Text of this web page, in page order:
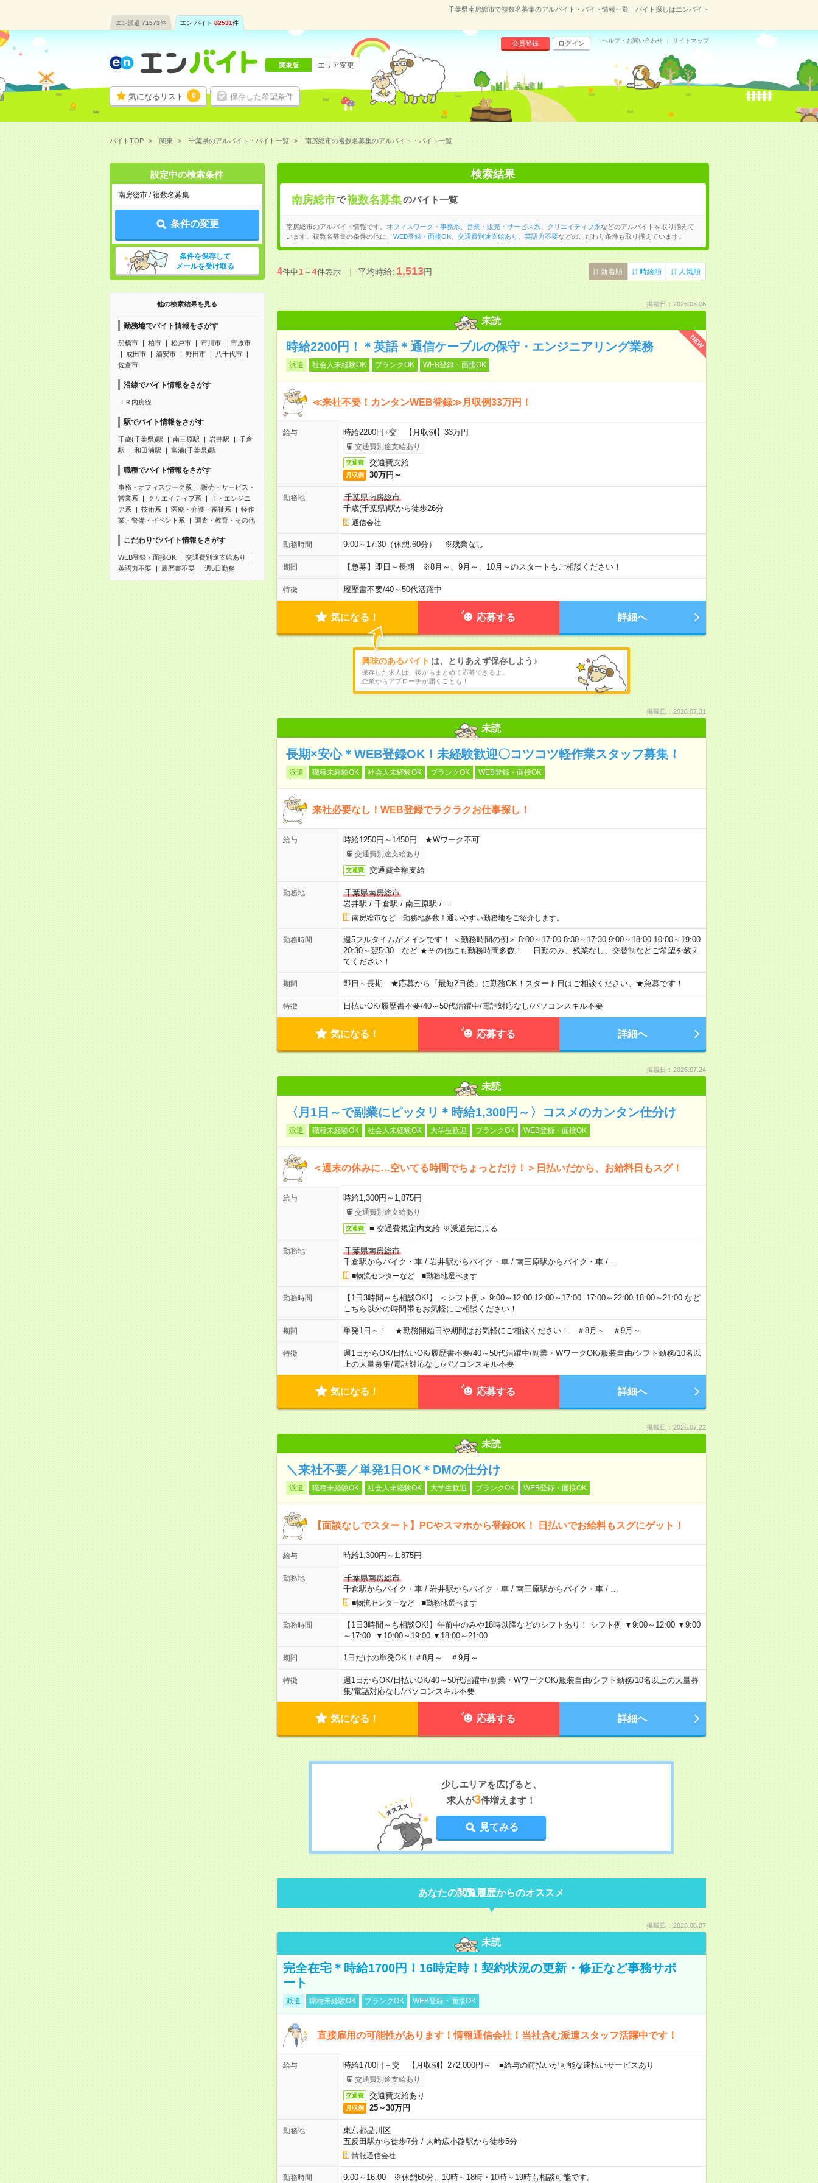
千葉県南房総市で複数名募集のアルバイト・バイト情報一覧｜バイト探しはエンバイト
エン派遣 71573件 エン バイト 82531件
気になるリスト 0 保存した希望条件
会員登録 ログイン ヘルプ・お問い合わせ サイトマップ
関東版 エリア変更
バイトTOP 関東 千葉県のアルバイト・バイト一覧 南房総市の複数名募集のアルバイト・バイト一覧
設定中の検索条件
南房総市 / 複数名募集
条件の変更
条件を保存して
メールを受け取る
他の検索結果を見る
勤務地でバイト情報をさがす
船橋市 柏市 松戸市 市川市
市原市
成田市
浦安市 野田市
八千代市
佐倉市
沿線でバイト情報をさがす
ＪＲ内房線
駅でバイト情報をさがす
千歳(千葉県)駅 南三原駅 岩井駅
千倉
駅
和田浦駅 富浦(千葉県)駅
職種でバイト情報をさがす
事務・オフィスワーク系
販売・サービス・
営業系
クリエイティブ系
IT・エンジニ
ア系
技術系 医療・介護・福祉系
軽作
業・警備・イベント系
調査・教育・その他
こだわりでバイト情報をさがす
WEB登録・面接OK
交通費別途支給あり
英語力不要
履歴書不要 週5日勤務
検索結果
南房総市で複数名募集のバイト一覧
南房総市のアルバイト情報です。 オフィスワーク・事務系 営業・販売・サービス系 クリエイティブ系などのアルバイトを取り揃えて
います。複数名募集の条件の他に、 WEB登録・面接OK、 交通費別途支給あり 英語力不要などのこだわり条件も取り揃えています。
4件中1～4件表示 平均時給:1,513円 新着順 時給順 人気順
掲載日：2026.08.05
未読
NEW
時給2200円！＊英語＊通信ケーブルの保守・エンジニアリング業務
派遣 社会人未経験OK ブランクOK WEB登録・面接OK
≪来社不要！カンタンWEB登録≫月収例33万円！
給与 時給2200円+交 【月収例】33万円
交通費別途支給あり
交通費 交通費支給
月収例 30万円～
勤務地
千葉県南房総市
千歳(千葉県)駅から徒歩26分
通信会社
勤務時間 9:00～17:30（休憩:60分） ※残業なし
期間 【急募】即日～長期 ※8月～、9月～、10月～のスタートもご相談ください！
特徴 履歴書不要/40～50代活躍中
気になる！ 応募する 詳細へ
興味のあるバイト は、とりあえず保存しよう♪
保存した求人は、後からまとめて応募できるよ。
企業からアプローチが届くことも！
掲載日：2026.07.31
未読
長期×安心＊WEB登録OK！未経験歓迎〇コツコツ軽作業スタッフ募集！
派遣 職種未経験OK 社会人未経験OK ブランクOK WEB登録・面接OK
来社必要なし！WEB登録でラクラクお仕事探し！
給与 時給1250円～1450円 ★Wワーク不可
交通費別途支給あり
交通費 交通費全額支給
勤務地
千葉県南房総市
岩井駅 / 千倉駅 / 南三原駅 /
南房総市など…勤務地多数！通いやすい勤務地をご紹介します。
勤務時間
週5フルタイムがメインです！ ＜勤務時間の例＞ 8:00～17:00 8:30～17:30 9:00～18:00 10:00～19:00
20:30～翌5:30 など ★その他にも勤務時間多数！ 日勤のみ、残業なし、交替制などご希望を教え
てください！
期間 即日～長期 ★応募から「最短2日後」に勤務OK！スタート日はご相談ください。★急募です！
特徴 日払いOK/履歴書不要/40～50代活躍中/電話対応なし/パソコンスキル不要
気になる！ 応募する 詳細へ
掲載日：2026.07.24
未読
〈月1日～で副業にピッタリ＊時給1,300円～〉コスメのカンタン仕分け
派遣 職種未経験OK 社会人未経験OK 大学生歓迎 ブランクOK WEB登録・面接OK
＜週末の休みに…空いてる時間でちょっとだけ！＞日払いだから、お給料日もスグ！
給与 時給1,300円～1,875円
交通費別途支給あり
交通費 ■ 交通費規定内支給 ※派遣先による
勤務地
千葉県南房総市
千倉駅からバイク・車/ 岩井駅からバイク・車/ 南三原駅からバイク・車/
■物流センターなど ■勤務地選べます
勤務時間
【1日3時間～も相談OK!】 ＜シフト例＞ 9:00～12:00 12:00～17:00 17:00～22:00 18:00～21:00 など
こちら以外の時間帯もお気軽にご相談ください！
期間 単発1日～！ ★勤務開始日や期間はお気軽にご相談ください！ ＃8月～ ＃9月～
特徴 週1日からOK/日払いOK/履歴書不要/40～50代活躍中/副業・WワークOK/服装自由/シフト勤務/10名以
上の大量募集/電話対応なし/パソコンスキル不要
気になる！ 応募する 詳細へ
掲載日：2026.07.22
未読
＼来社不要／単発1日OK＊DMの仕分け
派遣 職種未経験OK 社会人未経験OK 大学生歓迎 ブランクOK WEB登録・面接OK
【面談なしでスタート】PCやスマホから登録OK！ 日払いでお給料もスグにゲット！
給与 時給1,300円～1,875円
勤務地
千葉県南房総市
千倉駅からバイク・車/ 岩井駅からバイク・車/ 南三原駅からバイク・車/
■物流センターなど ■勤務地選べます
勤務時間
【1日3時間～も相談OK!】午前中のみや18時以降などのシフトあり！ シフト例 ▼9:00～12:00 ▼9:00
～17:00 ▼10:00～19:00 ▼18:00～21:00
期間 1日だけの単発OK！＃8月～ ＃9月～
特徴 週1日からOK/日払いOK/40～50代活躍中/副業・WワークOK/服装自由/シフト勤務/10名以上の大量募
集/電話対応なし/パソコンスキル不要
気になる！ 応募する 詳細へ
少しエリアを広げると、
求人が3件増えます！
見てみる
あなたの閲覧履歴からのオススメ
掲載日：2026.08.07
未読
完全在宅＊時給1700円！16時定時！契約状況の更新・修正など事務サポ
ート
派遣 職種未経験OK ブランクOK WEB登録・面接OK
直接雇用の可能性があります！情報通信会社！当社含む派遣スタッフ活躍中です！
給与 時給1700円＋交 【月収例】272,000円～ ■給与の前払いが可能な速払いサービスあり
交通費別途支給あり
交通費 交通費支給あり
月収例 25～30万円
勤務地
東京都品川区
五反田駅から徒歩7分/ 大崎広小路駅から徒歩5分
情報通信会社
勤務時間 9:00～16:00 ※休憩60分。10時～18時・10時～19時も相談可能です。